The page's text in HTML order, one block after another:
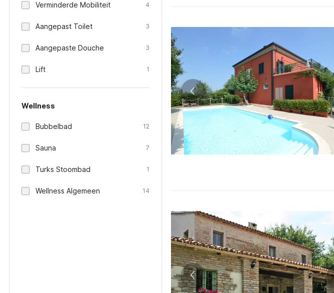
Verminderde Mobiliteit 4
Aangepast Toilet 3
Aangepaste Douche 3
Lift 1
Wellness
Bubbelbad 12
Sauna 7
Turks Stoombad 1
Wellness Algemeen 14